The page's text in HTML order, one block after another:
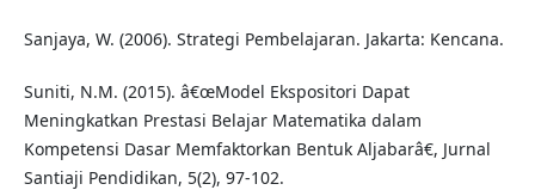
Sanjaya, W. (2006). Strategi Pembelajaran. Jakarta: Kencana.
Suniti, N.M. (2015). â€œModel Ekspositori Dapat
Meningkatkan Prestasi Belajar Matematika dalam
Kompetensi Dasar Memfaktorkan Bentuk Aljabarâ€, Jurnal
Santiaji Pendidikan, 5(2), 97-102.